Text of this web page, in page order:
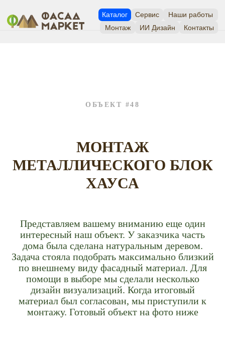
Сервис Наши работы
Монтаж ИИ Дизайн Контакты
ОБЪЕКТ #48
МОНТАЖ
МЕТАЛЛИЧЕСКОГО БЛОК
ХАУСА
Представляем вашему вниманию еще один
интересный наш объект. У заказчика часть
дома была сделана натуральным деревом.
Задача стояла подобрать максимально близкий
по внешнему виду фасадный материал. Для
помощи в выборе мы сделали несколько
дизайн визуализаций. Когда итоговый
материал был согласован, мы приступили к
монтажу. Готовый объект на фото ниже